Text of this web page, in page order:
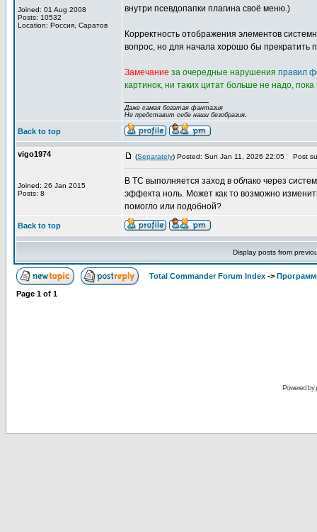
Joined: 01 Aug 2008
Posts: 10532
Location: Россия, Саратов
внутри псевдопапки плагина своё меню.)
Корректность отображения элементов
вопрос, но для начала хорошо бы прекратить
Замечание за очередные нарушения правил
картинок, ни таких цитат больше не надо,
Даже самая богатая фантазия
Не представит себе наши безобразия.
Back to top
vigo1974
Joined: 26 Jan 2015
Posts: 8
(Separately) Posted: Sun Jan 11, 2026 22:05 Post
В TC выполняется заход в облако через
эффекта ноль. Может как то возможно
помогло или подобной?
Back to top
Display posts from
Total Commander Forum Index ->
Page 1 of 1
Powered by